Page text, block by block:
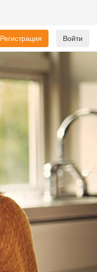
Войти
Регистрация